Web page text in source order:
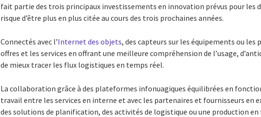
fait partie des trois principaux investissements en innovation prévus pour les
risque d’être plus en plus citée au cours des trois prochaines années.
Connectés avec l’Internet des objets, des capteurs sur les équipements ou
offres et les services en offrant une meilleure compréhension de l’usage,
de mieux tracer les flux logistiques en temps réel.
La collaboration grâce à des plateformes infonuagiques équilibrées en
travail entre les services en interne et avec les partenaires et fournisseurs en
des solutions de planification, des activités de logistique ou une production en